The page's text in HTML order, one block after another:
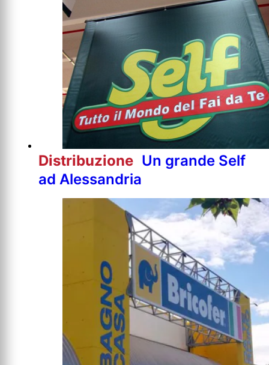
Distribuzione Un grande Self
ad Alessandria